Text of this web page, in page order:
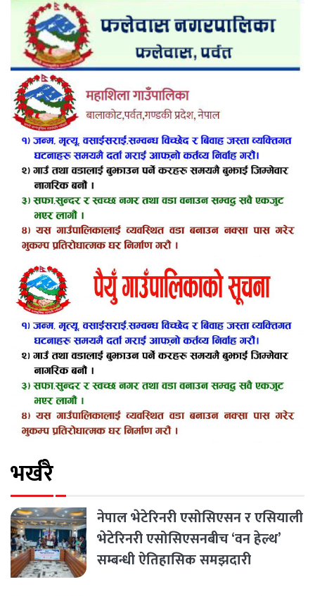
भर्खरै
नेपाल भेटेरिनरी एसोसिएसन र एसियाली
भेटेरिनरी एसोसिएसनबीच ‘वन हेल्थ’
सम्बन्धी ऐतिहासिक समझदारी